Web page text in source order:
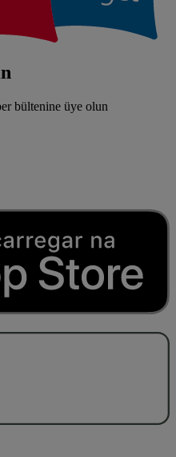
bültenine üye olun